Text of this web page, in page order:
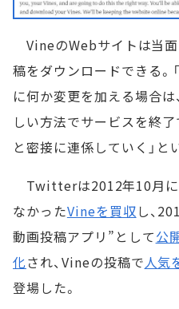
VineのWebサイトは当
稿をダウンロードできる。
に何か変更を加える場合は
しい方法でサービスを終
と密接に連係していく」と
Twitterは2012年10月に
なかったVineを買収し、
動画投稿アプリ”として公
化され、Vineの投稿で人気
登場した。